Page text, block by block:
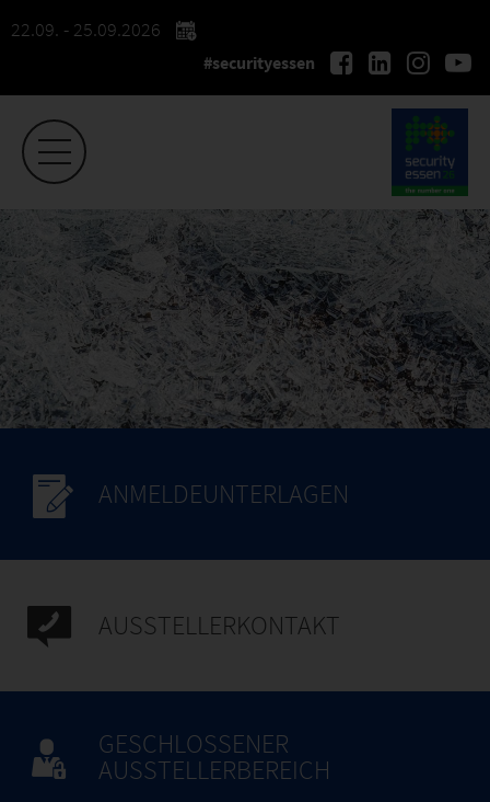
22.09. - 25.09.2026
#securityessen
ANMELDEUNTERLAGEN
AUSSTELLERKONTAKT
GESCHLOSSENER
AUSSTELLERBEREICH